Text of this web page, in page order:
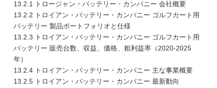
13.2.1 トロージャン・バッテリー・カンパニー 会社概要
13.2.2 トロイアン・バッテリー・カンパニー ゴルフカート用
バッテリー 製品ポートフォリオと仕様
13.2.3 トロイアン・バッテリー・カンパニー ゴルフカート用
バッテリー 販売台数、収益、価格、粗利益率（2020-2025
年）
13.2.4 トロイアン・バッテリー・カンパニー 主な事業概要
13.2.5 トロイアン・バッテリー・カンパニー 最新動向